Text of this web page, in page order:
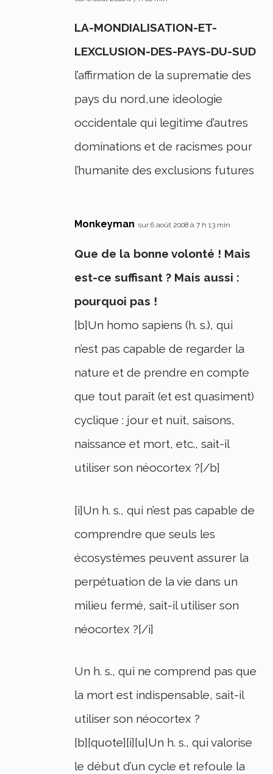
LA-MONDIALISATION-ET-
LEXCLUSION-DES-PAYS-DU-SUD
l’affirmation de la suprematie des
pays du nord,une ideologie
occidentale qui legitime d’autres
dominations et de racismes pour
l’humanite des exclusions futures
Monkeyman sur 6 août 2008 à 7 h 13 min
Que de la bonne volonté ! Mais
est-ce suffisant ? Mais aussi :
pourquoi pas !
[b]Un homo sapiens (h. s.), qui
n’est pas capable de regarder la
nature et de prendre en compte
que tout paraît (et est quasiment)
cyclique : jour et nuit, saisons,
naissance et mort, etc., sait-il
utiliser son néocortex ?[/b]
[i]Un h. s., qui n’est pas capable de
comprendre que seuls les
écosystèmes peuvent assurer la
perpétuation de la vie dans un
milieu fermé, sait-il utiliser son
néocortex ?[/i]
Un h. s., qui ne comprend pas que
la mort est indispensable, sait-il
utiliser son néocortex ?
[b][quote][i][u]Un h. s., qui valorise
le début d’un cycle et refoule la